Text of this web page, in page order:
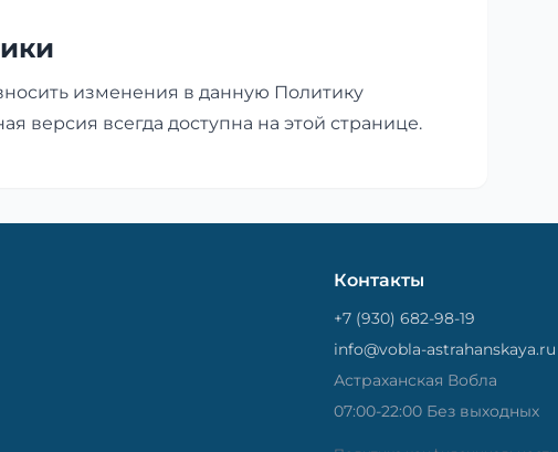
изменения в данную Политику
версия всегда доступна на этой странице.
Контакты
+7 (930) 682-98-19
info@vobla-astrahanskaya.ru
Астраханская Вобла
07:00-22:00 Без выходных